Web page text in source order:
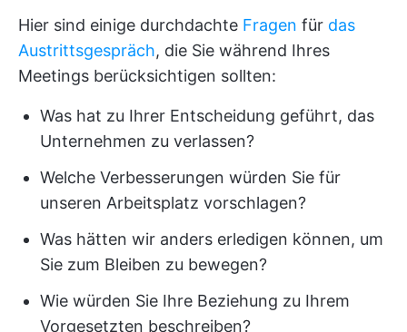
Hier sind einige durchdachte Fragen für das
Austrittsgespräch, die Sie während Ihres
Meetings berücksichtigen sollten:
Was hat zu Ihrer Entscheidung geführt, das
Unternehmen zu verlassen?
Welche Verbesserungen würden Sie für
unseren Arbeitsplatz vorschlagen?
Was hätten wir anders erledigen können, um
Sie zum Bleiben zu bewegen?
Wie würden Sie Ihre Beziehung zu Ihrem
Vorgesetzten beschreiben?